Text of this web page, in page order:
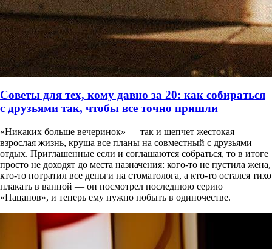
Советы для тех, кому давно за 20: как собираться
с друзьями так, чтобы все точно пришли
«Никаких больше вечеринок» — так и шепчет жестокая
взрослая жизнь, круша все планы на совместный с друзьями
отдых. Приглашенные если и соглашаются собраться, то в итоге
просто не доходят до места назначения: кого-то не пустила жена,
кто-то потратил все деньги на стоматолога, а кто-то остался тихо
плакать в ванной — он посмотрел последнюю серию
«Пацанов», и теперь ему нужно побыть в одиночестве.